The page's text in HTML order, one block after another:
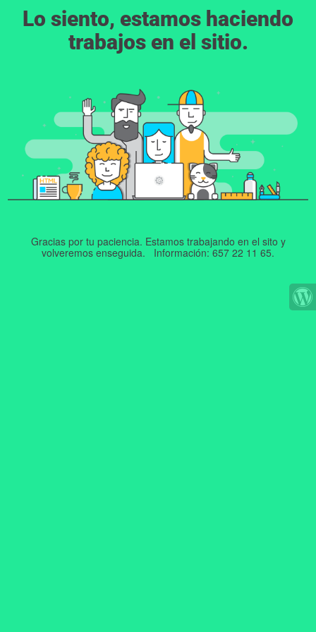
Lo siento, estamos haciendo
trabajos en el sitio.
Gracias por tu paciencia. Estamos trabajando en el sito y
volveremos enseguida. Información: 657 22 11 65.